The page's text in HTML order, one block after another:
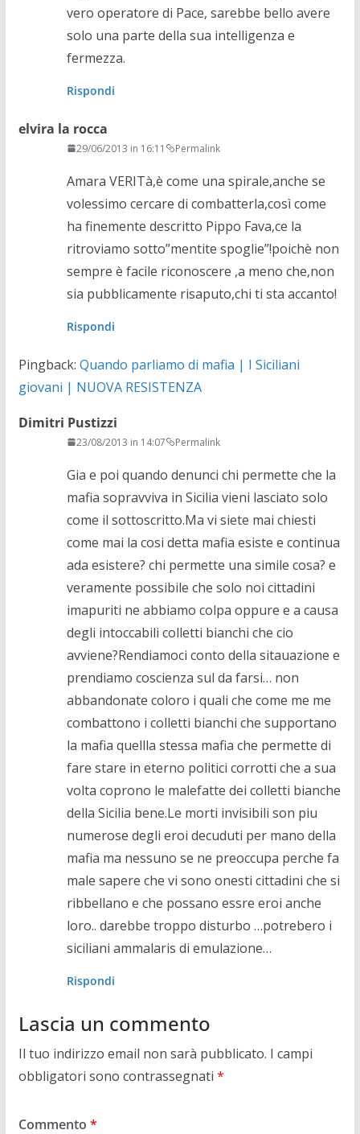
vero operatore di Pace, sarebbe bello avere
solo una parte della sua intelligenza e
fermezza.
Rispondi
elvira la rocca
29/06/2013 in 16:11 Permalink
Amara VERITà,è come una spirale,anche se
volessimo cercare di combatterla,così come
ha finemente descritto Pippo Fava,ce la
ritroviamo sotto”mentite spoglie”!poichè non
sempre è facile riconoscere ,a meno che,non
sia pubblicamente risaputo,chi ti sta accanto!
Rispondi
Pingback: Quando parliamo di mafia | I Siciliani
giovani | NUOVA RESISTENZA
Dimitri Pustizzi
23/08/2013 in 14:07 Permalink
Gia e poi quando denunci chi permette che la
mafia sopravviva in Sicilia vieni lasciato solo
come il sottoscritto.Ma vi siete mai chiesti
come mai la cosi detta mafia esiste e continua
ada esistere? chi permette una simile cosa? e
veramente possibile che solo noi cittadini
imapuriti ne abbiamo colpa oppure e a causa
degli intoccabili colletti bianchi che cio
avviene?Rendiamoci conto della sitauazione e
prendiamo coscienza sul da farsi… non
abbandonate coloro i quali che come me me
combattono i colletti bianchi che supportano
la mafia quellla stessa mafia che permette di
fare stare in eterno politici corrotti che a sua
volta coprono le malefatte dei colletti bianche
della Sicilia bene.Le morti invisibili son piu
numerose degli eroi decuduti per mano della
mafia ma nessuno se ne preoccupa perche fa
male sapere che vi sono onesti cittadini che si
ribbellano e che possano essre eroi anche
loro.. darebbe troppo disturbo …potrebero i
siciliani ammalaris di emulazione…
Rispondi
Lascia un commento
Il tuo indirizzo email non sarà pubblicato. I campi
obbligatori sono contrassegnati *
Commento *